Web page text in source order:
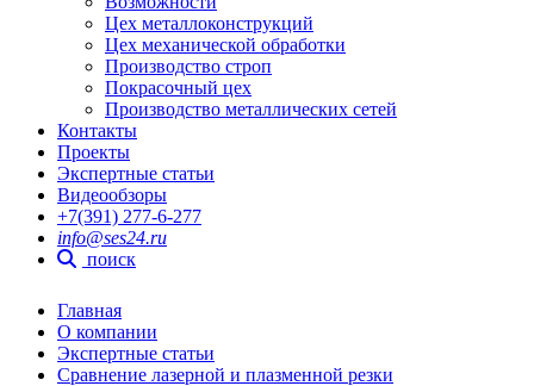
Цех металлоконструкций
Цех механической обработки
Производство строп
Покрасочный цех
Производство металлических сетей
Контакты
Проекты
Экспертные статьи
Видеообзоры
+7(391) 277-6-277
info@ses24.ru
поиск
Главная
О компании
Экспертные статьи
Сравнение лазерной и плазменной резки